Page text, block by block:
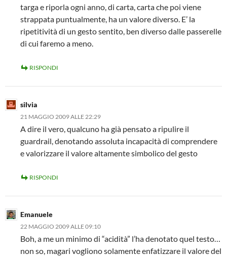
targa e riporla ogni anno, di carta, carta che poi viene
strappata puntualmente, ha un valore diverso. E’ la
ripetitività di un gesto sentito, ben diverso dalle passerelle
di cui faremo a meno.
RISPONDI
silvia
21 MAGGIO 2009 ALLE 22:29
A dire il vero, qualcuno ha già pensato a ripulire il
guardrail, denotando assoluta incapacità di comprendere
e valorizzare il valore altamente simbolico del gesto
RISPONDI
Emanuele
22 MAGGIO 2009 ALLE 09:10
Boh, a me un minimo di “acidità” l’ha denotato quel testo…
non so, magari vogliono solamente enfatizzare il valore del